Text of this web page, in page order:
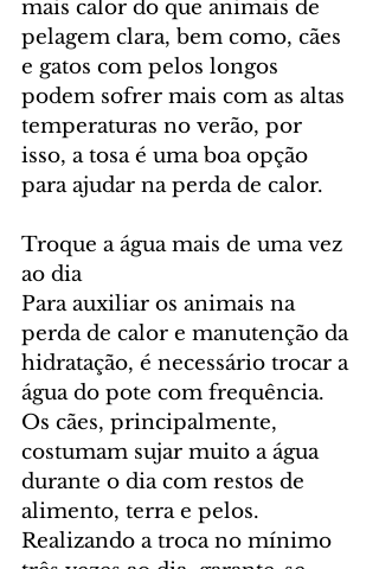
mais calor do que animais de
pelagem clara, bem como, cães
e gatos com pelos longos
podem sofrer mais com as altas
temperaturas no verão, por
isso, a tosa é uma boa opção
para ajudar na perda de calor.
Troque a água mais de uma vez
ao dia
Para auxiliar os animais na
perda de calor e manutenção da
hidratação, é necessário trocar a
água do pote com frequência.
Os cães, principalmente,
costumam sujar muito a água
durante o dia com restos de
alimento, terra e pelos.
Realizando a troca no mínimo